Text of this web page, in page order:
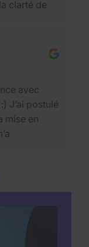
clarté de
et
avec
J’ai postulé
mise en
très
tout au
a
avec un très
je n’ai pas